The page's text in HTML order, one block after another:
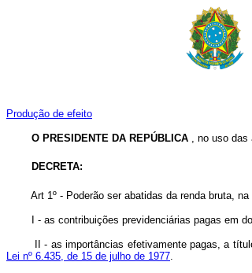
Produção de efeito
O PRESIDENTE DA REPÚBLICA , no uso das
DECRETA:
Art 1º - Poderão ser abatidas da renda bruta,
I - as contribuições previdenciárias pagas em
II - as importâncias efetivamente pagas, a título
Lei nº 6.435, de 15 de julho de 1977